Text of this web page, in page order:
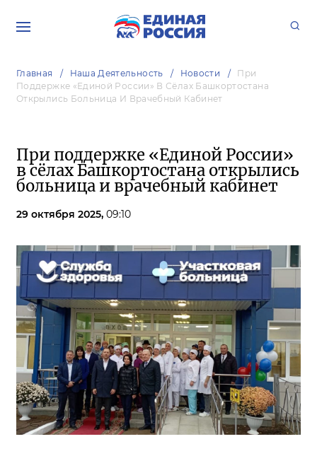
Главная Наша Деятельность Новости
При
Поддержке «Единой России» В Сёлах Башкортостана
Открылись Больница И Врачебный Кабинет
При поддержке «Единой России»
в сёлах Башкортостана открылись
больница и врачебный кабинет
29 октября 2025, 09:10